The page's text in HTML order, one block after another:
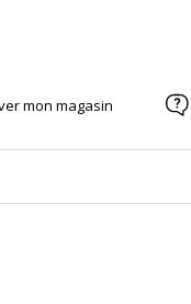
mon magasin